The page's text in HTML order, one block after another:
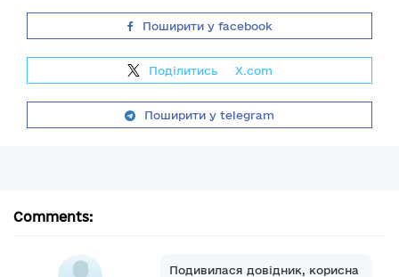
Поширити у facebook
Поділитись X.com
Поширити у telegram
Comments:
Подивилася довідник, корисна